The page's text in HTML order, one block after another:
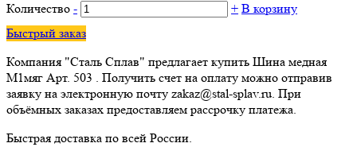
Количество - + В корзину
Быстрый заказ
Компания "Сталь Сплав" предлагает купить Шина медная
М1мяг Арт. 503 . Получить счет на оплату можно отправив
заявку на электронную почту zakaz@stal-splav.ru. При
объёмных заказах предоставляем рассрочку платежа.
Быстрая доставка по всей России.